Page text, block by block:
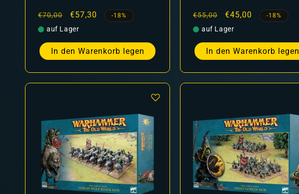
Normaler
Preis
€70,00 Verkaufspreis
€57,30 -18%
auf Lager
In den Warenkorb legen
Normaler
Preis
€55,00 Verkaufspreis
€45,00 -18%
auf Lager
In den Warenkorb legen